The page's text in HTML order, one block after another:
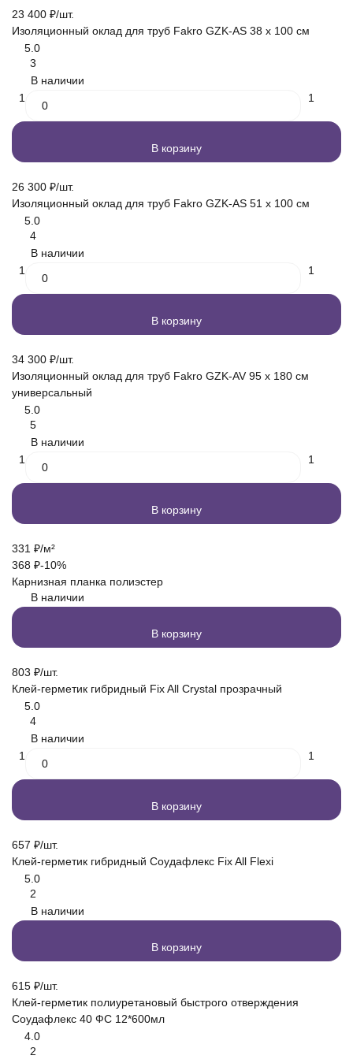
23 400 ₽/шт.
Изоляционный оклад для труб Fakro GZK-AS 38 x 100 см
5.0
3
В наличии
1
1
В корзину
26 300 ₽/шт.
Изоляционный оклад для труб Fakro GZK-AS 51 x 100 см
5.0
4
В наличии
1
1
В корзину
34 300 ₽/шт.
Изоляционный оклад для труб Fakro GZK-AV 95 х 180 см
универсальный
5.0
5
В наличии
1
1
В корзину
331 ₽/м²
368 ₽-10%
Карнизная планка полиэстер
В наличии
В корзину
803 ₽/шт.
Клей-герметик гибридный Fix All Crystal прозрачный
5.0
4
В наличии
1
1
В корзину
657 ₽/шт.
Клей-герметик гибридный Соудафлекс Fix All Flexi
5.0
2
В наличии
В корзину
615 ₽/шт.
Клей-герметик полиуретановый быстрого отверждения
Соудафлекс 40 ФС 12*600мл
4.0
2